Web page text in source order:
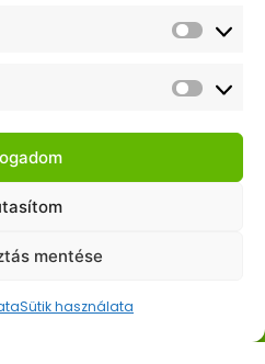
mentése
Sütik használata
tájékoztatót.